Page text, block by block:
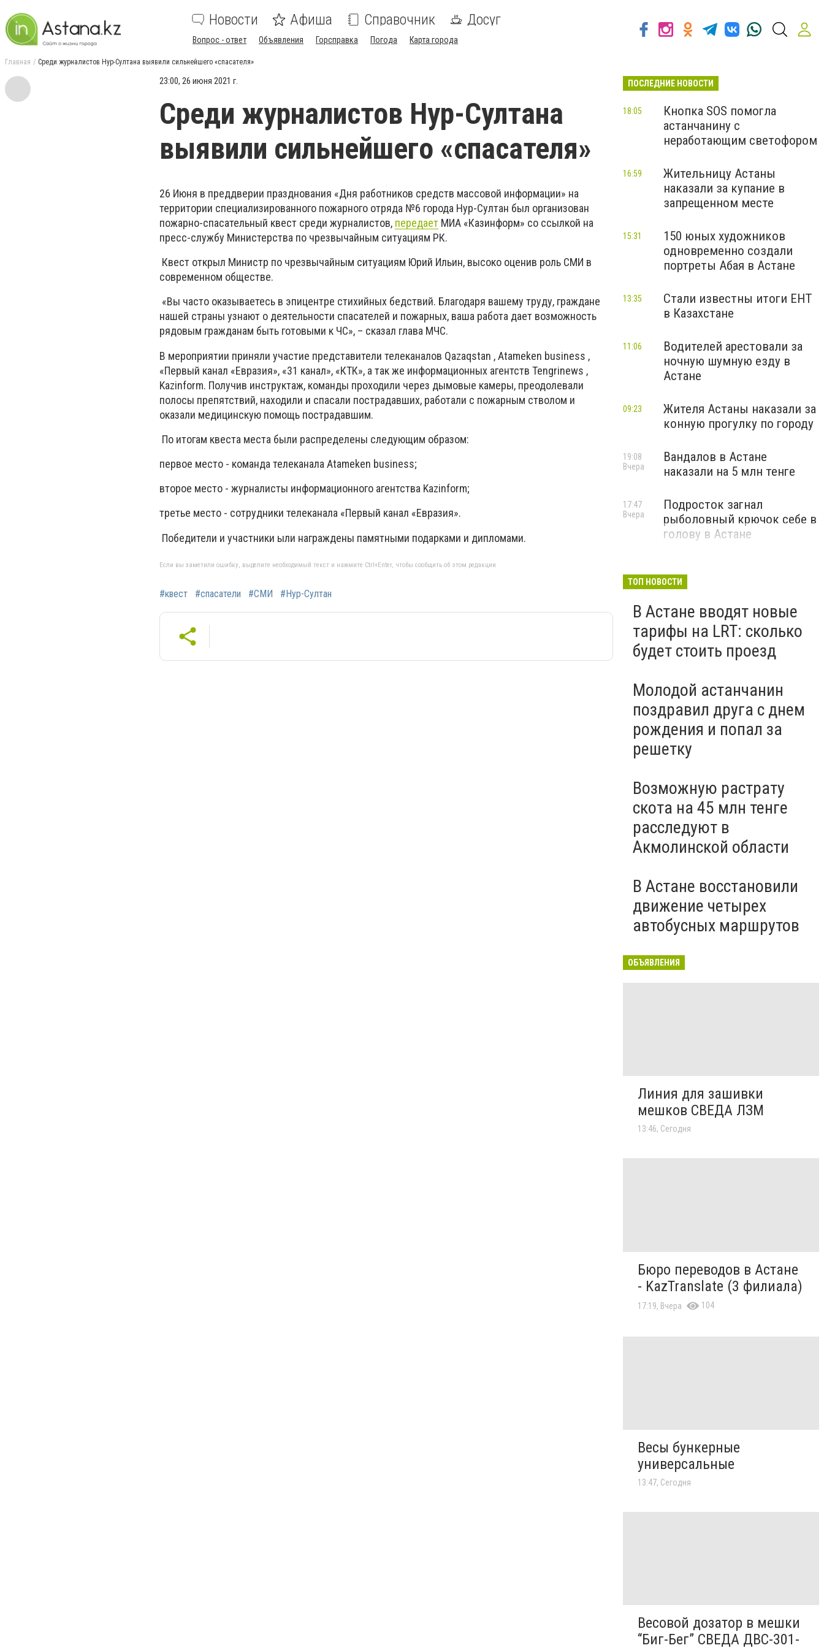
Новости Афиша Справочник Досуг
Вопрос - ответ Объявления Горсправка Погода Карта города
Главная Среди журналистов Нур-Султана выявили сильнейшего «спасателя»
23:00, 26 июня 2021 г.
Среди журналистов Нур-Султана
выявили сильнейшего «спасателя»
26 Июня в преддверии празднования «Дня работников средств массовой информации» на
территории специализированного пожарного отряда №6 города Нур-Султан был организован
пожарно-спасательный квест среди журналистов, передает МИА «Казинформ» со ссылкой на
пресс-службу Министерства по чрезвычайным ситуациям РК.
Квест открыл Министр по чрезвычайным ситуациям Юрий Ильин, высоко оценив роль СМИ в
современном обществе.
«Вы часто оказываетесь в эпицентре стихийных бедствий. Благодаря вашему труду, граждане
нашей страны узнают о деятельности спасателей и пожарных, ваша работа дает возможность
рядовым гражданам быть готовыми к ЧС», – сказал глава МЧС.
В мероприятии приняли участие представители телеканалов Qazaqstan , Atameken business ,
«Первый канал «Евразия», «31 канал», «КТК», а так же информационных агентств Tengrinews ,
Kazinform. Получив инструктаж, команды проходили через дымовые камеры, преодолевали
полосы препятствий, находили и спасали пострадавших, работали с пожарным стволом и
оказали медицинскую помощь пострадавшим.
По итогам квеста места были распределены следующим образом:
первое место - команда телеканала Atameken business;
второе место - журналисты информационного агентства Kazinform;
третье место - сотрудники телеканала «Первый канал «Евразия».
Победители и участники ыли награждены памятными подарками и дипломами.
Если вы заметили ошибку, выделите необходимый текст и нажмите Ctrl+Enter, чтобы сообщить об этом редакции
#квест #спасатели #СМИ #Нур-Султан
ПОСЛЕДНИЕ НОВОСТИ
Кнопка SOS помогла
астанчанину с
неработающим светофором
18:05
Жительницу Астаны
наказали за купание в
запрещенном месте
16:59
150 юных художников
одновременно создали
портреты Абая в Астане
15:31
Стали известны итоги ЕНТ
в Казахстане
13:35
Водителей арестовали за
ночную шумную езду в
Астане
11:06
Жителя Астаны наказали за
конную прогулку по городу
09:23
Вандалов в Астане
наказали на 5 млн тенге
19:08
Вчера
Подросток загнал
рыболовный крючок себе в
голову в Астане
17:47
Вчера
ТОП НОВОСТИ
В Астане вводят новые
тарифы на LRT: сколько
будет стоить проезд
Молодой астанчанин
поздравил друга с днем
рождения и попал за
решетку
Возможную растрату
скота на 45 млн тенге
расследуют в
Акмолинской области
В Астане восстановили
движение четырех
автобусных маршрутов
ОБЪЯВЛЕНИЯ
Линия для зашивки
мешков СВЕДА ЛЗМ
13:46, Сегодня
Бюро переводов в Астане
- KazTranslate (3 филиала)
17:19, Вчера 104
Весы бункерные
универсальные
13:47, Сегодня
Весовой дозатор в мешки
“Биг-Бег” СВЕДА ДВС-301-